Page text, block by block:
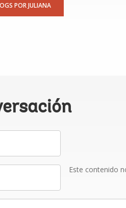
POR JULIANA
Este contenido